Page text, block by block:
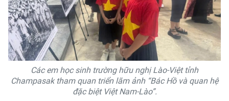
Các em học sinh trường hữu nghị Lào-Việt tỉnh
Champasak tham quan triển lãm ảnh “Bác Hồ và quan hệ
đặc biệt Việt Nam-Lào”.